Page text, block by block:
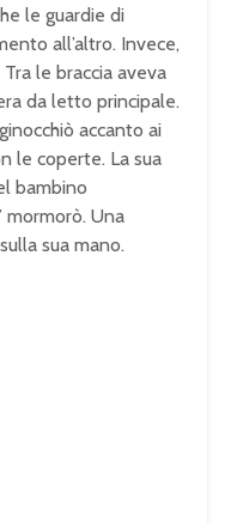
le guardie di
all’altro. Invece,
le braccia aveva
da letto principale.
accanto ai
le coperte. La sua
bambino
mormorò. Una
sua mano.